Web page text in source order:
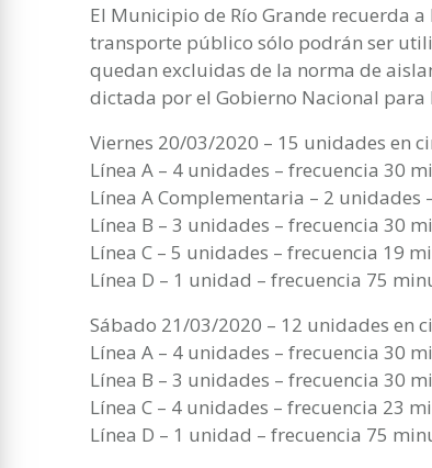
El Municipio de Río Grande recuerda
transporte público sólo podrán ser
quedan excluidas de la norma de
dictada por el Gobierno Nacional para
Viernes 20/03/2020 – 15 unidades en
Línea A – 4 unidades – frecuencia 30
Línea A Complementaria – 2 unidades
Línea B – 3 unidades – frecuencia 30
Línea C – 5 unidades – frecuencia 19
Línea D – 1 unidad – frecuencia 75
Sábado 21/03/2020 – 12 unidades en
Línea A – 4 unidades – frecuencia 30
Línea B – 3 unidades – frecuencia 30
Línea C – 4 unidades – frecuencia 23
Línea D – 1 unidad – frecuencia 75